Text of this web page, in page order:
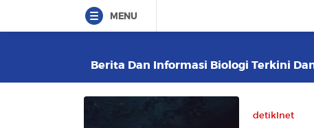
MENU
Berita Dan Informasi Biologi Terkini
detikInet